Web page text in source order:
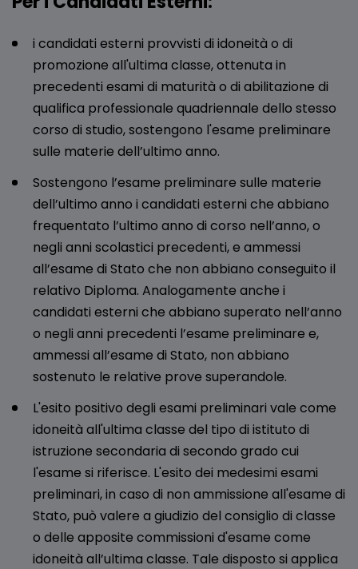
i candidati esterni provvisti di idoneità o di
promozione all'ultima classe, ottenuta in
precedenti esami di maturità o di abilitazione di
qualifica professionale quadriennale dello stesso
corso di studio, sostengono l'esame preliminare
sulle materie dell’ultimo anno.
Sostengono l’esame preliminare sulle materie
dell’ultimo anno i candidati esterni che abbiano
frequentato l’ultimo anno di corso nell’anno, o
negli anni scolastici precedenti, e ammessi
all’esame di Stato che non abbiano conseguito il
relativo Diploma. Analogamente anche i
candidati esterni che abbiano superato nell’anno
o negli anni precedenti l’esame preliminare e,
ammessi all’esame di Stato, non abbiano
sostenuto le relative prove superandole.
L'esito positivo degli esami preliminari vale come
idoneità all'ultima classe del tipo di istituto di
istruzione secondaria di secondo grado cui
l'esame si riferisce. L'esito dei medesimi esami
preliminari, in caso di non ammissione all'esame di
Stato, può valere a giudizio del consiglio di classe
o delle apposite commissioni d'esame come
idoneità all’ultima classe. Tale disposto si applica